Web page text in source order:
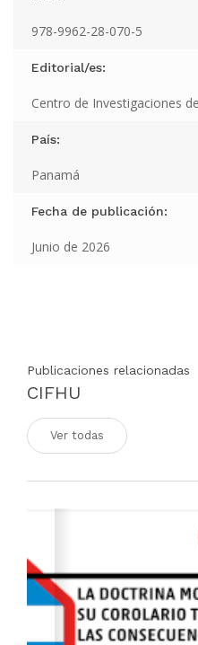
978-9962-28-070-5
Editorial/es:
Centro de Investigaciones
País:
Panamá
Fecha de publicación:
Junio de 2026
Publicaciones relacionadas
CIFHU
Ver todas